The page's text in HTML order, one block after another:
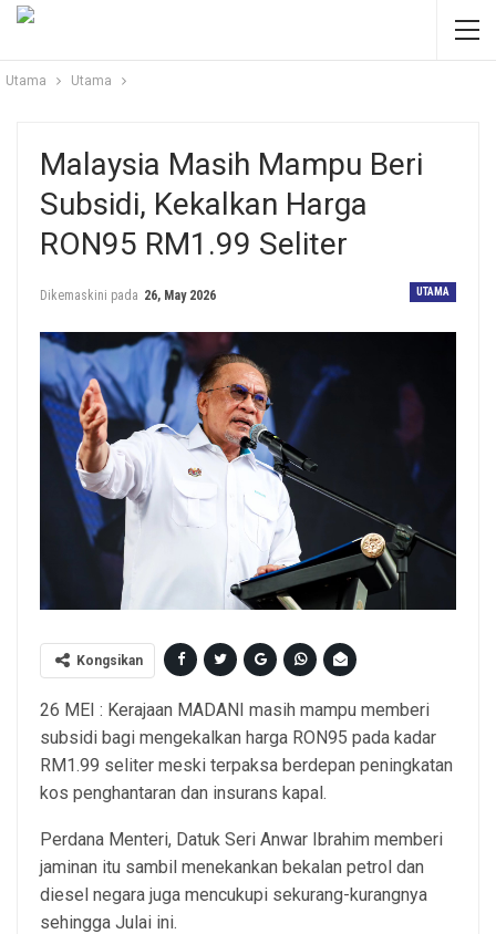
Utama Utama
Malaysia Masih Mampu Beri
Subsidi, Kekalkan Harga
RON95 RM1.99 Seliter
UTAMA
Dikemaskini pada 26, May 2026
Kongsikan
26 MEI : Kerajaan MADANI masih mampu memberi
subsidi bagi mengekalkan harga RON95 pada kadar
RM1.99 seliter meski terpaksa berdepan peningkatan
kos penghantaran dan insurans kapal.
Perdana Menteri, Datuk Seri Anwar Ibrahim memberi
jaminan itu sambil menekankan bekalan petrol dan
diesel negara juga mencukupi sekurang-kurangnya
sehingga Julai ini.